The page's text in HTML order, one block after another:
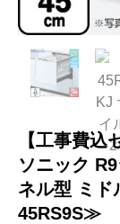
【工事費
ソニック
ネル型 ミ
45RS9S≫